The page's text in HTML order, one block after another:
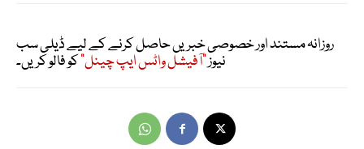
روزانہ مستند اور خصوصی خبریں حاصل کرنے کے لیے ڈیلی سب
نیوز"آفیشل واٹس ایپ چینل"کو فالو کریں۔